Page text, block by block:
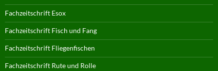
Fachzeitschrift Esox
Fachzeitschrift Fisch und Fang
Fachzeitschrift Fliegenfischen
Fachzeitschrift Rute und Rolle